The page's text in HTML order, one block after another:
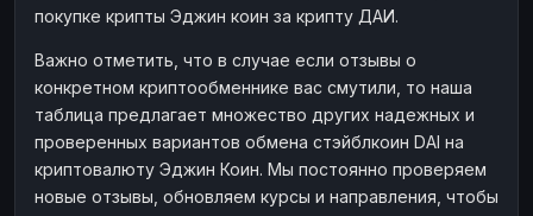
покупке крипты Эджин коин за крипту ДАИ.
Важно отметить, что в случае если отзывы о
конкретном криптообменнике вас смутили, то наша
таблица предлагает множество других надежных и
проверенных вариантов обмена стэйблкоин DAI на
криптовалюту Эджин Коин. Мы постоянно проверяем
новые отзывы, обновляем курсы и направления, чтобы